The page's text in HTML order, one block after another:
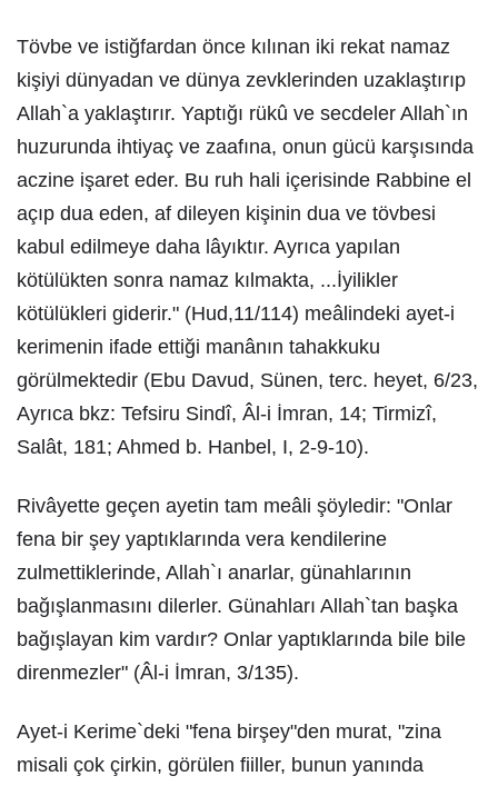
Tövbe ve istiğfardan önce kılınan iki rekat namaz
kişiyi dünyadan ve dünya zevklerinden uzaklaştırıp
Allah`a yaklaştırır. Yaptığı rükû ve secdeler Allah`ın
huzurunda ihtiyaç ve zaafına, onun gücü karşısında
aczine işaret eder. Bu ruh hali içerisinde Rabbine el
açıp dua eden, af dileyen kişinin dua ve tövbesi
kabul edilmeye daha lâyıktır. Ayrıca yapılan
kötülükten sonra namaz kılmakta, ...İyilikler
kötülükleri giderir." (Hud,11/114) meâlindeki ayet-i
kerimenin ifade ettiği manânın tahakkuku
görülmektedir (Ebu Davud, Sünen, terc. heyet, 6/23,
Ayrıca bkz: Tefsiru Sindî, Âl-i İmran, 14; Tirmizî,
Salât, 181; Ahmed b. Hanbel, I, 2-9-10).
Rivâyette geçen ayetin tam meâli şöyledir: "Onlar
fena bir şey yaptıklarında vera kendilerine
zulmettiklerinde, Allah`ı anarlar, günahlarının
bağışlanmasını dilerler. Günahları Allah`tan başka
bağışlayan kim vardır? Onlar yaptıklarında bile bile
direnmezler" (Âl-i İmran, 3/135).
Ayet-i Kerime`deki "fena birşey"den murat, "zina
misali çok çirkin, görülen fiiller, bunun yanında